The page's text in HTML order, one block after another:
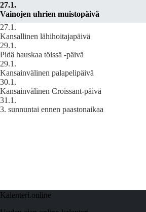
27.1.
Vainojen uhrien muistopäivä
27.1.
Kansallinen lähihoitajapäivä
29.1.
Pidä hauskaa töissä -päivä
29.1.
Kansainvälinen palapelipäivä
30.1.
Kansainvälinen Croissant-päivä
31.1.
3. sunnuntai ennen paastonaikaa
Kalenteri.online